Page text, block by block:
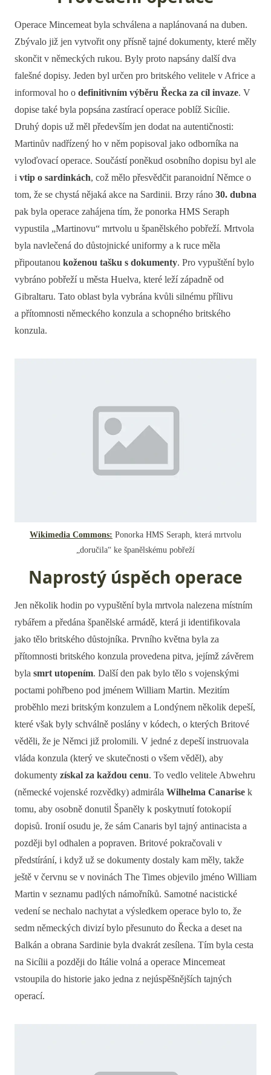
Operace Mincemeat byla schválena a naplánovaná na duben.
Zbývalo již jen vytvořit ony přísně tajné dokumenty, které měly
skončit v německých rukou. Byly proto napsány další dva
falešné dopisy. Jeden byl určen pro britského velitele v Africe a
informoval ho o definitivním výběru Řecka za cíl invaze. V
dopise také byla popsána zastírací operace poblíž Sicílie.
Druhý dopis už měl především jen dodat na autentičnosti:
Martinův nadřízený ho v něm popisoval jako odborníka na
vyloďovací operace. Součástí poněkud osobního dopisu byl ale
i vtip o sardinkách, což mělo přesvědčit paranoidní Němce o
tom, že se chystá nějaká akce na Sardinii. Brzy ráno 30. dubna
pak byla operace zahájena tím, že ponorka HMS Seraph
vypustila „Martinovu“ mrtvolu u španělského pobřeží. Mrtvola
byla navlečená do důstojnické uniformy a k ruce měla
připoutanou koženou tašku s dokumenty. Pro vypuštění bylo
vybráno pobřeží u města Huelva, které leží západně od
Gibraltaru. Tato oblast byla vybrána kvůli silnému přílivu
a přítomnosti německého konzula a schopného britského
konzula.
Wikimedia Commons: Ponorka HMS Seraph, která mrtvolu
„doručila“ ke španělskému pobřeží
Naprostý úspěch operace
Jen několik hodin po vypuštění byla mrtvola nalezena místním
rybářem a předána španělské armádě, která ji identifikovala
jako tělo britského důstojníka. Prvního května byla za
přítomnosti britského konzula provedena pitva, jejímž závěrem
byla smrt utopením. Další den pak bylo tělo s vojenskými
poctami pohřbeno pod jménem William Martin. Mezitím
proběhlo mezi britským konzulem a Londýnem několik depeší,
které však byly schválně poslány v kódech, o kterých Britové
věděli, že je Němci již prolomili. V jedné z depeší instruovala
vláda konzula (který ve skutečnosti o všem věděl), aby
dokumenty získal za každou cenu. To vedlo velitele Abwehru
(německé vojenské rozvědky) admirála Wilhelma Canarise k
tomu, aby osobně donutil Španěly k poskytnutí fotokopií
dopisů. Ironií osudu je, že sám Canaris byl tajný antinacista a
později byl odhalen a popraven. Britové pokračovali v
předstírání, i když už se dokumenty dostaly kam měly, takže
ještě v červnu se v novinách The Times objevilo jméno William
Martin v seznamu padlých námořníků. Samotné nacistické
vedení se nechalo nachytat a výsledkem operace bylo to, že
sedm německých divizí bylo přesunuto do Řecka a deset na
Balkán a obrana Sardinie byla dvakrát zesílena. Tím byla cesta
na Sicílii a později do Itálie volná a operace Mincemeat
vstoupila do historie jako jedna z nejúspěšnějších tajných
operací.